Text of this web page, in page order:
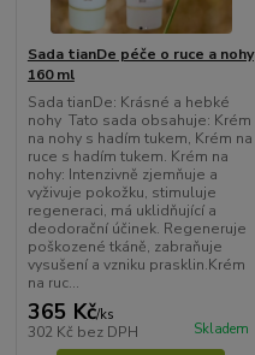
Sada tianDe péče o ruce a nohy
160 ml
Sada tianDe: Krásné a hebké
nohy Tato sada obsahuje: Krém
na nohy s hadím tukem, Krém na
ruce s hadím tukem. Krém na
nohy: Intenzivně zjemňuje a
vyživuje pokožku, stimuluje
regeneraci, má uklidňující a
deodorační účinek. Regeneruje
poškozené tkáně, zabraňuje
vysušení a vzniku prasklin.Krém
na ruc...
365 Kč/ks
302 Kč bez DPH Skladem